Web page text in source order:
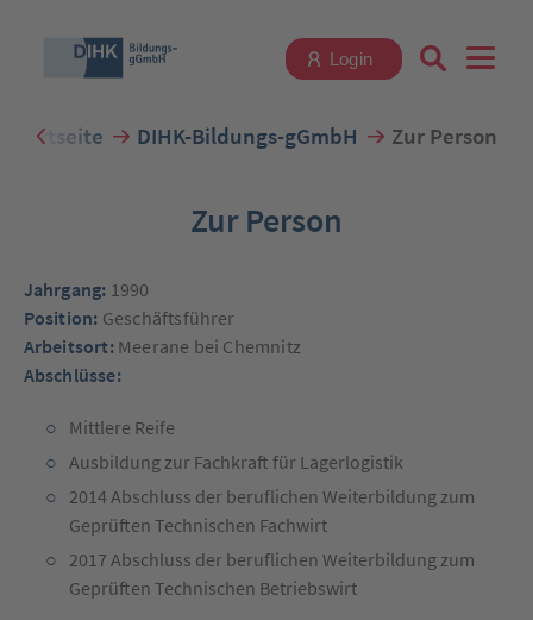
Login
Suchbegriff eingeben
Zum Login
Registrieren
Startseite DIHK-Bildungs-gGmbH Zur Person
Zur Person
Jahrgang: 1990
Position: Geschäftsführer
Arbeitsort: Meerane bei Chemnitz
Abschlüsse:
Mittlere Reife
Ausbildung zur Fachkraft für Lagerlogistik
2014 Abschluss der beruflichen Weiterbildung zum
Geprüften Technischen Fachwirt
2017 Abschluss der beruflichen Weiterbildung zum
Geprüften Technischen Betriebswirt